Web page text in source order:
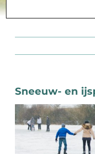
Contact
Sneeuw- en